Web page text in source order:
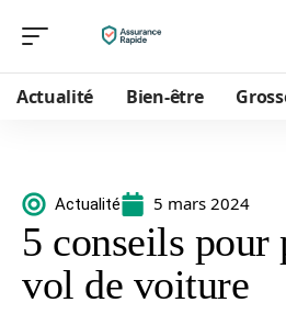
Actualité Bien-être
Actualité 5 mars 2024
5 conseils pour
vol de voiture